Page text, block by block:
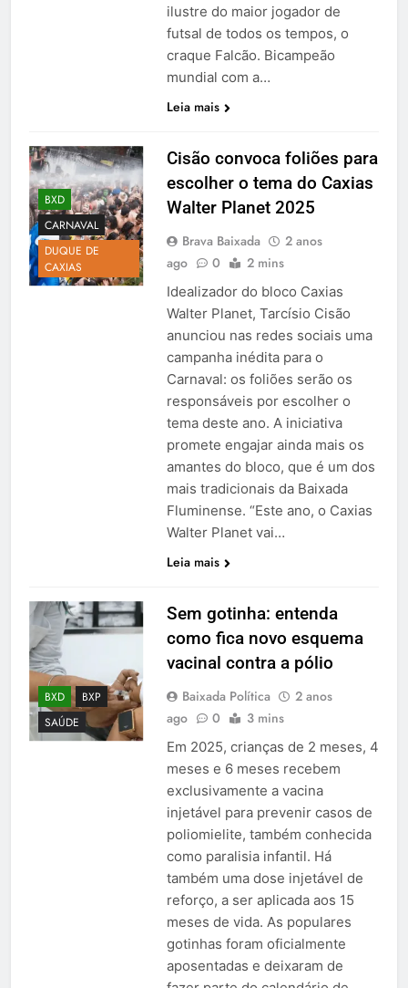
ilustre do maior jogador de
futsal de todos os tempos, o
craque Falcão. Bicampeão
mundial com a…
Leia mais
BXD
CARNAVAL
DUQUE DE
CAXIAS
Cisão convoca foliões para
escolher o tema do Caxias
Walter Planet 2025
Brava Baixada
2 anos
ago
0 2 mins
Idealizador do bloco Caxias
Walter Planet, Tarcísio Cisão
anunciou nas redes sociais uma
campanha inédita para o
Carnaval: os foliões serão os
responsáveis por escolher o
tema deste ano. A iniciativa
promete engajar ainda mais os
amantes do bloco, que é um dos
mais tradicionais da Baixada
Fluminense. “Este ano, o Caxias
Walter Planet vai…
Leia mais
BXD
BXP
SAÚDE
Sem gotinha: entenda
como fica novo esquema
vacinal contra a pólio
Baixada Política
2 anos
ago
0 3 mins
Em 2025, crianças de 2 meses, 4
meses e 6 meses recebem
exclusivamente a vacina
injetável para prevenir casos de
poliomielite, também conhecida
como paralisia infantil. Há
também uma dose injetável de
reforço, a ser aplicada aos 15
meses de vida. As populares
gotinhas foram oficialmente
aposentadas e deixaram de